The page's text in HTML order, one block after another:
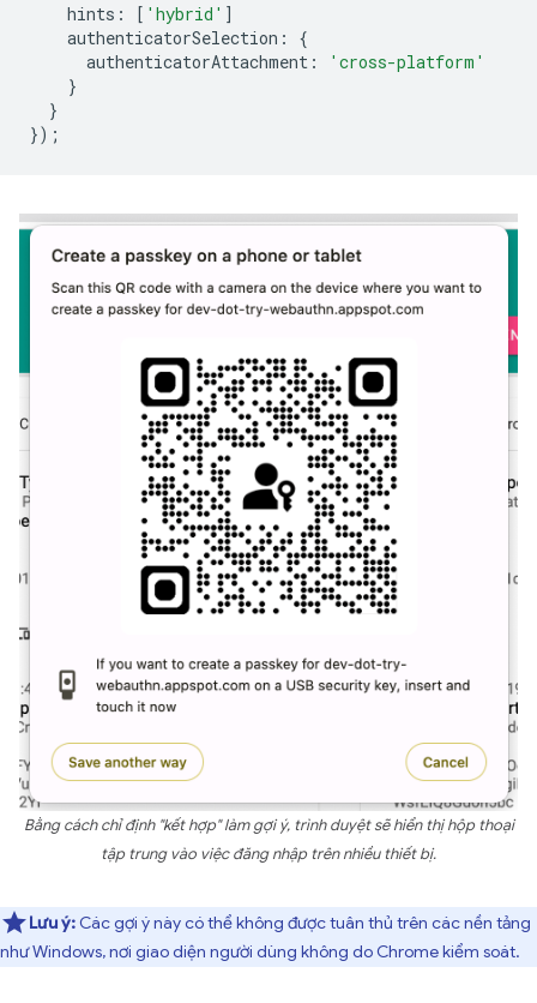
hints : [ 'hybrid' ]
authenticatorSelection :
{
authenticatorAttachment :
'cross-platform'
}
}
});
Bằng cách chỉ định "kết hợp" làm gợi ý, trình duyệt sẽ hiển thị hộp thoại
tập trung vào việc đăng nhập trên nhiều thiết bị.
Lưu ý: Các gợi ý này có thể không được tuân thủ trên các nền tảng
như Windows, nơi giao diện người dùng không do Chrome kiểm soát.